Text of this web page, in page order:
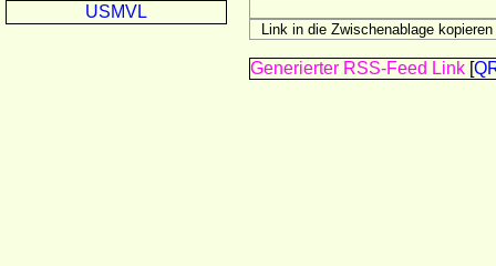
USMVL
Generierter RSS-Feed Link [